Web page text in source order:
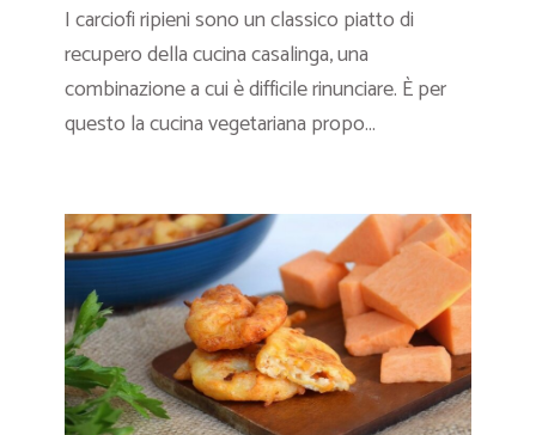
I carciofi ripieni sono un classico piatto di
recupero della cucina casalinga, una
combinazione a cui è difficile rinunciare. È per
questo la cucina vegetariana propo...